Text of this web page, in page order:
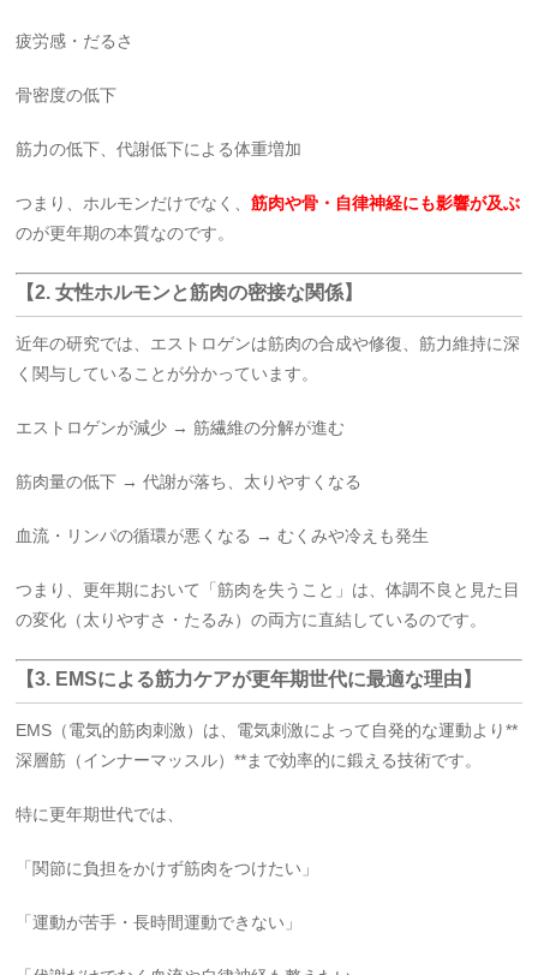
疲労感・だるさ
骨密度の低下
筋力の低下、代謝低下による体重増加
つまり、ホルモンだけでなく、筋肉や骨・自律神経にも影響が及ぶ
のが更年期の本質なのです。
【2. 女性ホルモンと筋肉の密接な関係】
近年の研究では、エストロゲンは筋肉の合成や修復、筋力維持に深
く関与していることが分かっています。
エストロゲンが減少 → 筋繊維の分解が進む
筋肉量の低下 → 代謝が落ち、太りやすくなる
血流・リンパの循環が悪くなる → むくみや冷えも発生
つまり、更年期において「筋肉を失うこと」は、体調不良と見た目
の変化（太りやすさ・たるみ）の両方に直結しているのです。
【3. EMSによる筋力ケアが更年期世代に最適な理由】
EMS（電気的筋肉刺激）は、電気刺激によって自発的な運動より**
深層筋（インナーマッスル）**まで効率的に鍛える技術です。
特に更年期世代では、
「関節に負担をかけず筋肉をつけたい」
「運動が苦手・長時間運動できない」